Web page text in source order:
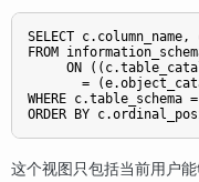
SELECT
FROM
ON
=
WHERE
ORDER BY
这个视图只包括当前用户